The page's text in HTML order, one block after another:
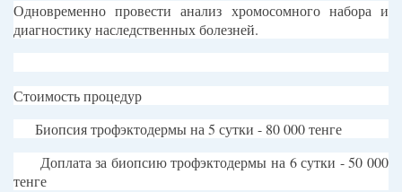
Одновременно провести анализ хромосомного набора и
диагностику наследственных болезней.
Стоимость процедур
Биопсия трофэктодермы на 5 сутки - 80 000 тенге
Доплата за биопсию трофэктодермы на 6 сутки - 50 000
тенге